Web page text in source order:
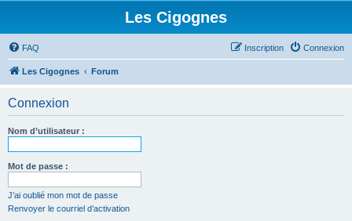
Les Cigognes
FAQ Connexion
Inscription
Les Cigognes Forum
Connexion
Nom d’utilisateur :
Mot de passe :
J’ai oublié mon mot de passe
Renvoyer le courriel d’activation